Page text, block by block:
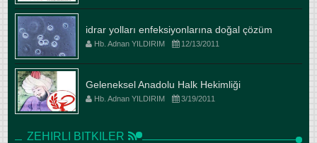
idrar yolları enfeksiyonlarına doğal çözüm
Hb. Adnan YILDIRIM 12/13/2011
Geleneksel Anadolu Halk Hekimliği
Hb. Adnan YILDIRIM 3/19/2011
ZEHIRLI BITKILER